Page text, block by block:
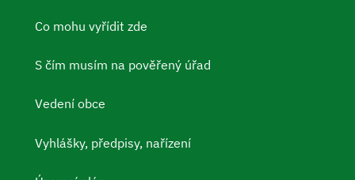
Co mohu vyřídit zde
S čím musím na pověřený úřad
Vedení obce
Vyhlášky, předpisy, nařízení